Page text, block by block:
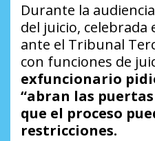
Durante la
del juicio, celebrada
ante el Tribunal
con funciones de
exfuncionario
“abran las
que el proceso
restricciones.